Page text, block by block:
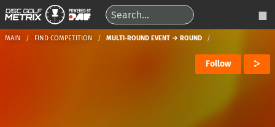
MAIN FIND COMPETITION MULTI-ROUND EVENT → ROUND
Follow